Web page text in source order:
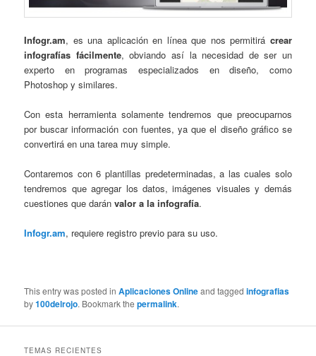
Infogr.am, es una aplicación en línea que nos permitirá crear
infografías fácilmente, obviando así la necesidad de ser un
experto en programas especializados en diseño, como
Photoshop y similares.
Con esta herramienta solamente tendremos que preocuparnos
por buscar información con fuentes, ya que el diseño gráfico se
convertirá en una tarea muy simple.
Contaremos con 6 plantillas predeterminadas, a las cuales solo
tendremos que agregar los datos, imágenes visuales y demás
cuestiones que daránvalor a la infografía.
Infogr.am, requiere registro previo para su uso.
This entry was posted inAplicaciones Onlineand taggedinfografias
by100delrojo. Bookmark thepermalink.
TEMAS RECIENTES